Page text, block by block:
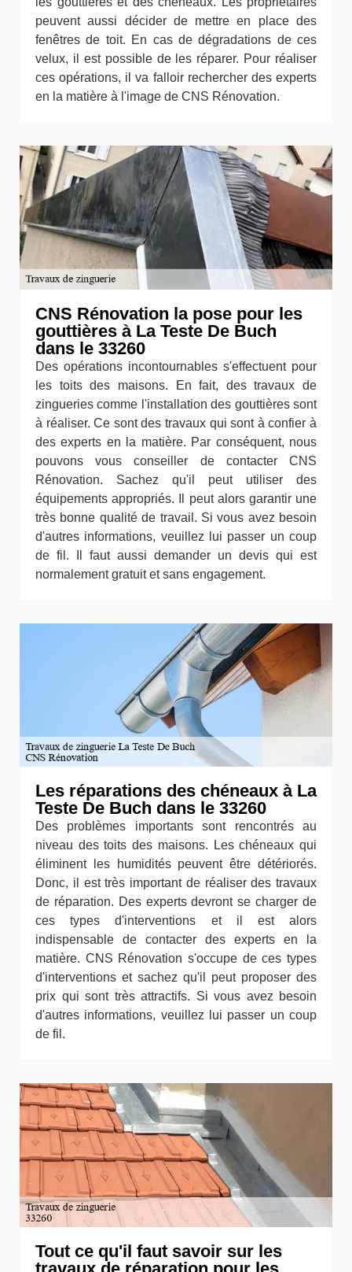
peuvent aussi décider de mettre en place des
fenêtres de toit. En cas de dégradations de ces
velux, il est possible de les réparer. Pour réaliser
ces opérations, il va falloir rechercher des experts
en la matière à l'image de CNS Rénovation.
CNS Rénovation la pose pour les
gouttières à La Teste De Buch
dans le 33260
Des opérations incontournables s'effectuent pour
les toits des maisons. En fait, des travaux de
zingueries comme l'installation des gouttières sont
à réaliser. Ce sont des travaux qui sont à confier à
des experts en la matière. Par conséquent, nous
pouvons vous conseiller de contacter CNS
Rénovation. Sachez qu'il peut utiliser des
équipements appropriés. Il peut alors garantir une
très bonne qualité de travail. Si vous avez besoin
d'autres informations, veuillez lui passer un coup
de fil. Il faut aussi demander un devis qui est
normalement gratuit et sans engagement.
Les réparations des chéneaux à La
Teste De Buch dans le 33260
Des problèmes importants sont rencontrés au
niveau des toits des maisons. Les chéneaux qui
éliminent les humidités peuvent être détériorés.
Donc, il est très important de réaliser des travaux
de réparation. Des experts devront se charger de
ces types d'interventions et il est alors
indispensable de contacter des experts en la
matière. CNS Rénovation s'occupe de ces types
d'interventions et sachez qu'il peut proposer des
prix qui sont très attractifs. Si vous avez besoin
d'autres informations, veuillez lui passer un coup
de fil.
Tout ce qu'il faut savoir sur les